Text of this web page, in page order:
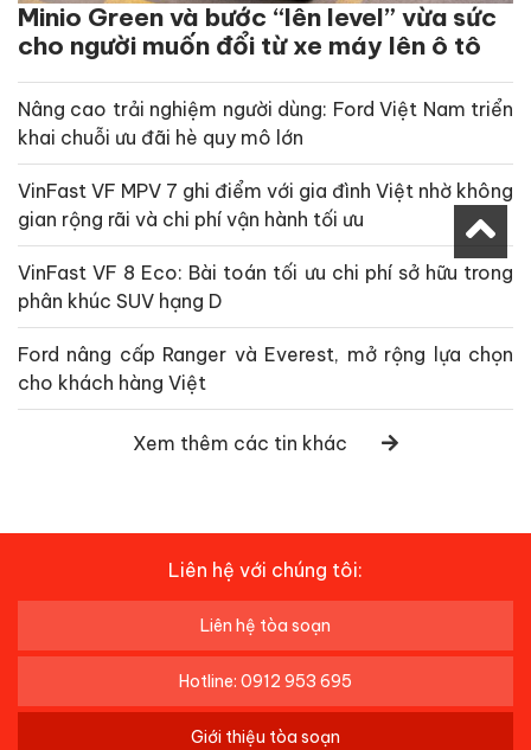
Minio Green và bước “lên level” vừa sức
cho người muốn đổi từ xe máy lên ô tô
Nâng cao trải nghiệm người dùng: Ford Việt Nam triển
khai chuỗi ưu đãi hè quy mô lớn
VinFast VF MPV 7 ghi điểm với gia đình Việt nhờ không
gian rộng rãi và chi phí vận hành tối ưu
VinFast VF 8 Eco: Bài toán tối ưu chi phí sở hữu trong
phân khúc SUV hạng D
Ford nâng cấp Ranger và Everest, mở rộng lựa chọn
cho khách hàng Việt
Xem thêm các tin khác
Liên hệ với chúng tôi:
Liên hệ tòa soạn
Hotline: 0912 953 695
Giới thiệu tòa soạn